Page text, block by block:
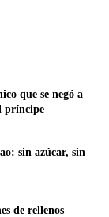
que se negó a
príncipe
sin azúcar, sin
de rellenos